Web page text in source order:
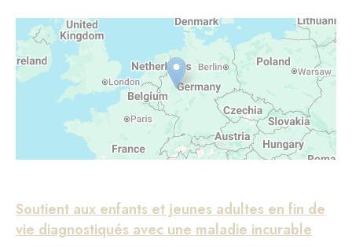
Soutient aux enfants et jeunes adultes en fin de
vie diagnostiqués avec une maladie incurable